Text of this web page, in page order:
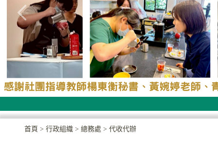
首頁 > 行政組織 > 總務處 > 代收代辦